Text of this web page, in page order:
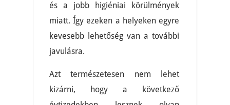
és a jobb higiéniai körülmények
miatt. Így ezeken a helyeken egyre
kevesebb lehetőség van a további
javulásra.
Azt természetesen nem lehet
kizárni, hogy a következő